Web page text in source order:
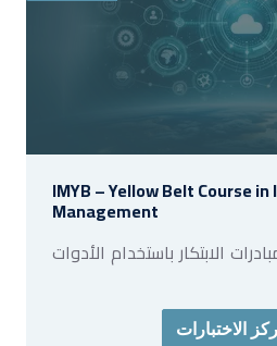
IMYB – Yellow Belt Course
Management
الابتكار باستخدام الأدوات
الاختبارات